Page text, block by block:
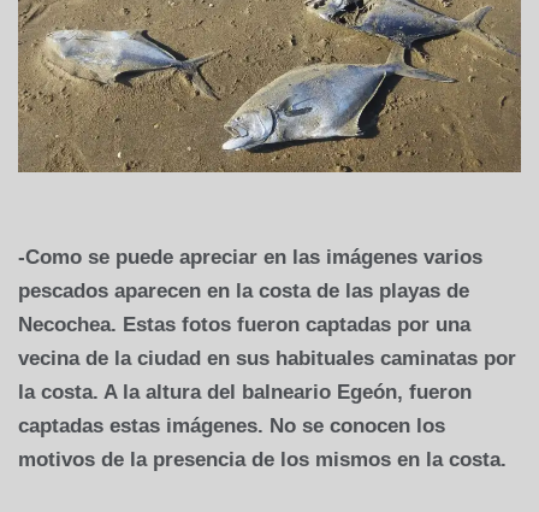
-Como se puede apreciar en las imágenes varios
pescados aparecen en la costa de las playas de
Necochea. Estas fotos fueron captadas por una
vecina de la ciudad en sus habituales caminatas por
la costa. A la altura del balneario Egeón, fueron
captadas estas imágenes. No se conocen los
motivos de la presencia de los mismos en la costa.